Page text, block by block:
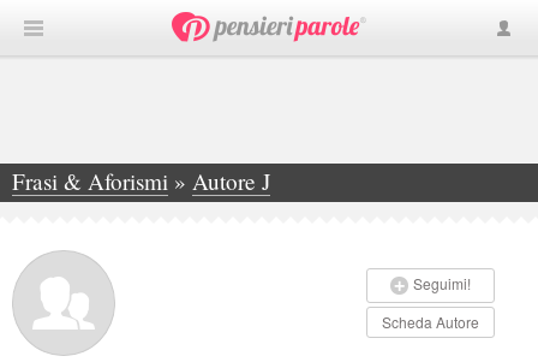
Frasi & Aforismi » Autore J
»Jessica Pizzamiglio
Seguimi!
Scheda Autore